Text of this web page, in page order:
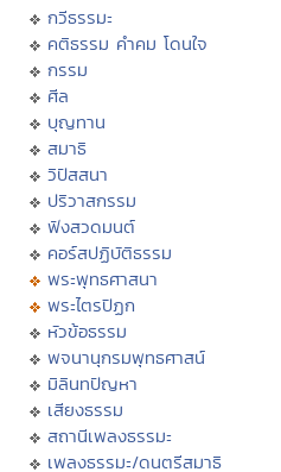
กวีธรรมะ
คติธรรม คำคม โดนใจ
กรรม
ศีล
บุญทาน
สมาธิ
วิปัสสนา
ปริวาสกรรม
ฟังสวดมนต์
คอร์สปฏิบัติธรรม
พระพุทธศาสนา
พระไตรปิฏก
หัวข้อธรรม
พจนานุกรมพุทธศาสน์
มิลินทปัญหา
เสียงธรรม
สถานีเพลงธรรมะ
เพลงธรรมะ/ดนตรีสมาธิ